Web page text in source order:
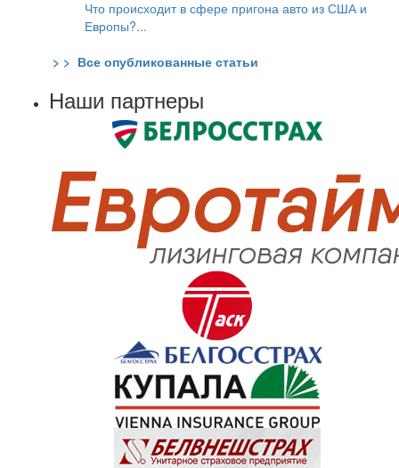
Что происходит в сфере пригона авто из США и
Европы?...
> > Все опубликованные статьи
Наши партнеры